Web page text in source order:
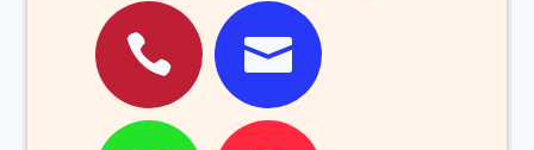
Canarias, Venta,
Alquiler,
 